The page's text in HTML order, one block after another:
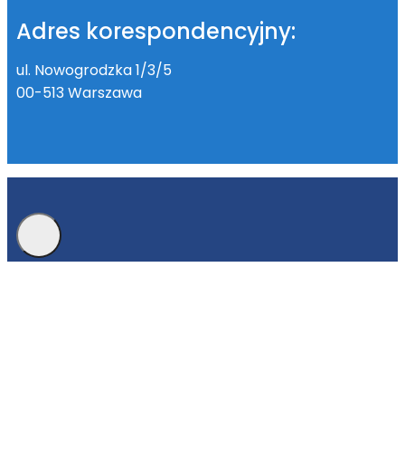
Adres korespondencyjny:
ul. Nowogrodzka 1/3/5
00-513 Warszawa